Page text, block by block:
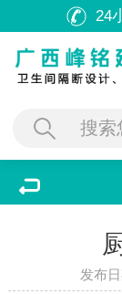
24
发布